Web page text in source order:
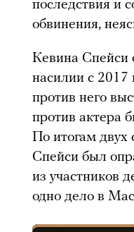
последствия и
обвинения,
Кевина Спейси
насилии с 2017
против него
против актера
По итогам
Спейси был
из участников
одно дело в